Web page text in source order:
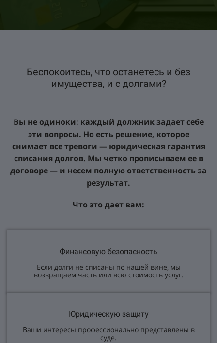
Беспокоитесь, что останетесь и без
имущества, и с долгами?
Вы не одиноки: каждый должник задает себе
эти вопросы. Но есть решение, которое
снимает все тревоги — юридическая гарантия
списания долгов. Мы четко прописываем ее в
договоре — и несем полную ответственность за
результат.
Что это дает вам:
Финансовую безопасность
Если долги не списаны по нашей вине, мы
возвращаем часть или всю стоимость услуг.
Юридическую защиту
Ваши интересы профессионально представлены в
суде.